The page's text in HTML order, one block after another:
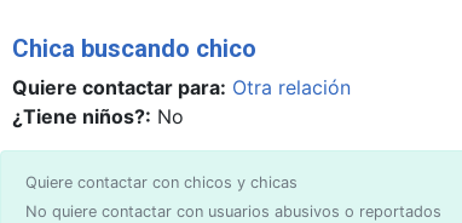
Chica buscando chico
Quiere contactar para: Otra relación
¿Tiene niños?: No
Quiere contactar con chicos y chicas
No quiere contactar con usuarios abusivos o reportados